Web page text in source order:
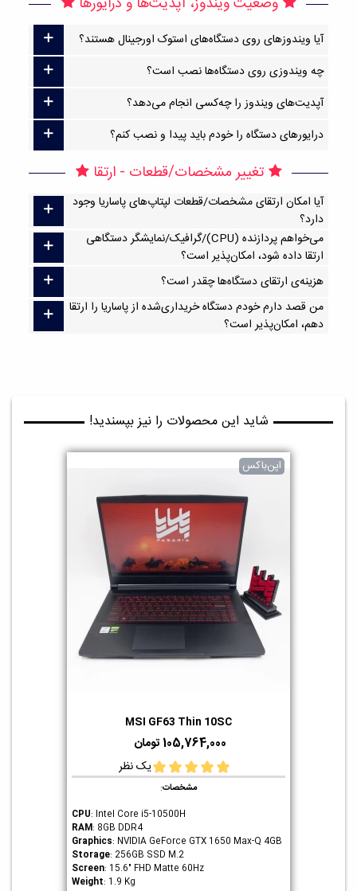
آیا ویندوزهای روی دستگاه‌های استوک اورجینال هستند؟
چه ویندوزی روی دستگاه‌ها نصب است؟
آپدیت‌های ویندوز را چه‌کسی انجام می‌دهد؟
درایورهای دستگاه را خودم باید پیدا و نصب کنم؟
تغییر مشخصات/قطعات - ارتقا
آیا امکان ارتقا‌ی مشخصات/قطعات لپتاپ‌های پاساریا وجود
دارد؟
می‌خواهم پردازنده (CPU)/گرافیک/نمایشگر دستگاهی
ارتقا داده شود، امکان‌پذیر است؟
هزینه‌ی ارتقای دستگاه‌ها چقدر است؟
من قصد دارم خودم دستگاه خریداری‌شده از پاساریا را ارتقا
دهم، امکان‌پذیر است؟
شاید این محصولات را نیز بپسندید!
اپن‌باکس
MSI GF63 Thin 10SC
105,764,000 تومان
یک نظر
مشخصات:
CPU: Intel Core i5-10500H
RAM: 8GB DDR4
Graphics: NVIDIA GeForce GTX 1650 Max-Q 4GB
Storage: 256GB SSD M.2
Screen: 15.6" FHD Matte 60Hz
Weight: 1.9 Kg